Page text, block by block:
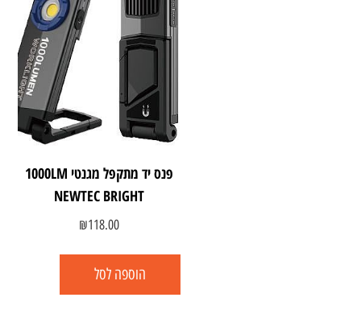
פנס יד מתקפל מגנטי 1000LM
NEWTEC BRIGHT
₪118.00
הוספה לסל